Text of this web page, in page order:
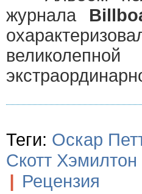
журнала
Теги: Оскар
Скотт Хэмилтон
| Рецензия